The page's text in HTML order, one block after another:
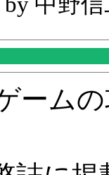
ーム